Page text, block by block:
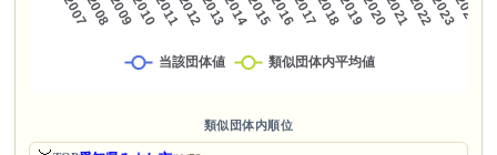
類似団体内順位